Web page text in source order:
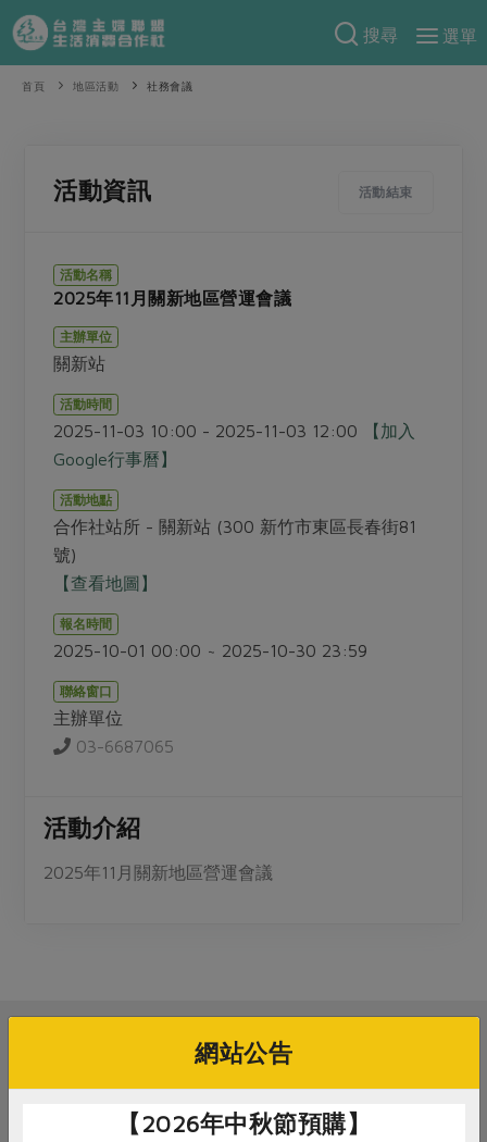
搜尋
選單
產品分類
芽苗類
奶蛋豆・五穀
肉品・水產
畜產肉類
水畜加工品
調理食材・點心
調味醬料/南北貨
保健食品
美妝保養
食材
麵食
肉食
海鮮
蔬食
蛋料理
料理方式
烘焙．點心
醬料
湯品．鍋物
涼拌沙拉
主題食譜
異國料理
特別企畫
把最好的台灣味帶回家！
2026年端午節預購圓滿結束
更多預購活動
當季產品
傳到心坎裡，誠心又澎派
合作25-經典快閃最後一週
合作25-精選產品第四彈
更多當季產品
議題活動
主婦聯盟X樂齡網特約優惠案
2024農業發展計畫年度報告
更多議題活動
觀點文章
主婦食堂
社內大小事
產品故事
樂齡生活
廚房瑜伽
關注議題
非基改運動
廢核運動
減添加物
公益金
關於合作社
認識合作社
關於我們
合作社組織
員工與求才
產品檢驗
自主把關
檢驗報告
社員權益
社務專區
下載專區
地區活動
地區活動
重要公告
首頁 地區活動 社務會議
活動結束
活動資訊
活動名稱
2025年11月關新地區營運會議
主辦單位
關新站
活動時間
2025-11-03 10:00 - 2025-11-03 12:00
【加入
Google行事曆】
活動地點
合作社站所 - 關新站 (300 新竹市東區長春街81
號)
【查看地圖】
報名時間
2025-10-01 00:00 ~ 2025-10-30 23:59
聯絡窗口
主辦單位
03-6687065
活動介紹
2025年11月關新地區營運會議
相關活動
網站公告
【2026年中秋節預購】